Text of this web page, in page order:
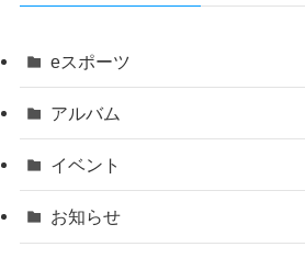
eスポーツ
アルバム
イベント
お知らせ